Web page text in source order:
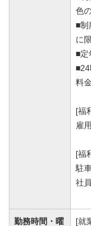
色
■制
に
■定
料
[福
雇
[福
駐
社
勤務時間・曜
[就